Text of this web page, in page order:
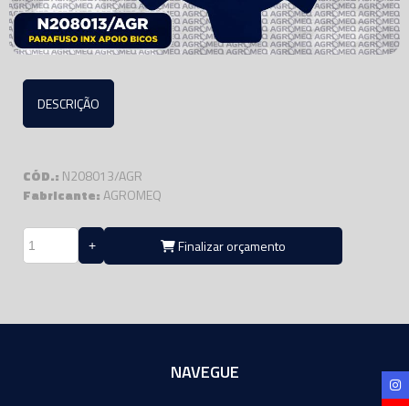
DESCRIÇÃO
CÓD.: N208013/AGR
Fabricante:AGROMEQ
Finalizar orçamento
NAVEGUE